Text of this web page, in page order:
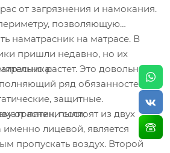
от загрязнения и намокания.
позволяющую
наматрасник на матрасе. В
пришли недавно, но их
растет. Это довольно
ряд обязанностей:
защитные.
состоят из двух
лицевой, является
пропускать воздух. Второй
от пятен, пыли;